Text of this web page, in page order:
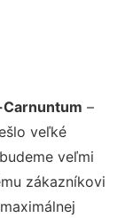
–
veľké
veľmi
zákazníkovi